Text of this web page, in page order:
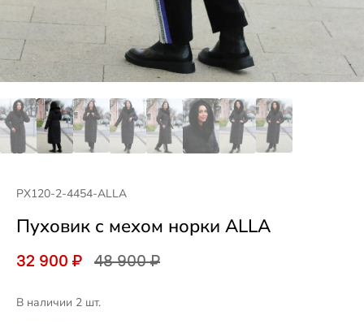
PX120-2-4454-ALLA
Пуховик с мехом норки ALLA
32 900 ₽ 48 900 ₽
В наличии 2 шт.